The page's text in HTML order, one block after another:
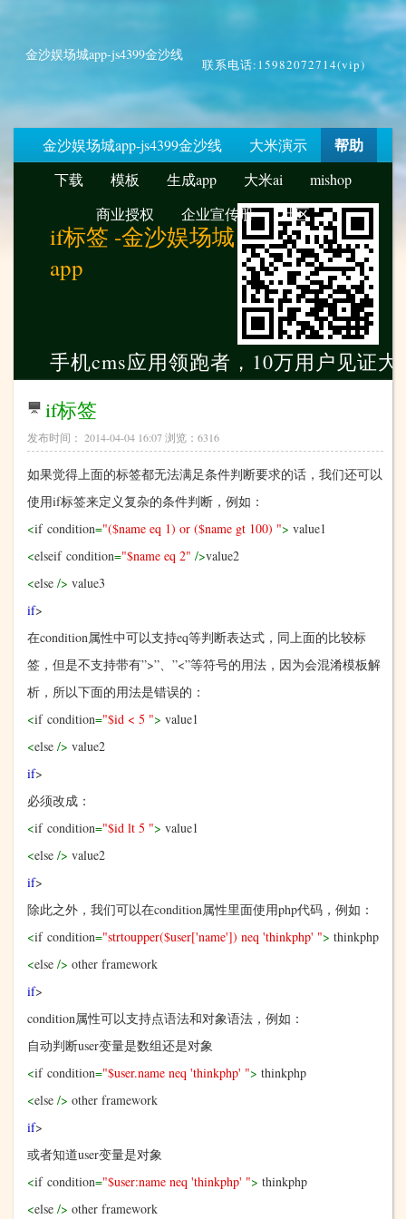
金沙娱场城app-js4399金沙线
联系电话:15982072714(vip)
金沙娱场城app-js4399金沙线 大米演示 帮助
下载 模板 生成app 大米ai
mishop
商业授权
企业宣传册 社区
if标签 -金沙娱场城
app
手机cms应用领跑者，10万用户见证
if标签
发布时间： 2014-04-04 16:07 浏览：6316
如果觉得上面的标签都无法满足条件判断要求的话，我们还可以
使用if标签来定义复杂的条件判断，例如：
<if condition="($name eq 1) or ($name gt 100) "> value1
<elseif condition="$name eq 2" />value2
<else /> value3
if>
在condition属性中可以支持eq等判断表达式，同上面的比较标
签，但是不支持带有”>”、 ”<”等符号的用法，因为会混淆模板解
析，所以下面的用法是错误的：
<if condition="$id < 5 "> value1
<else /> value2
if>
必须改成：
<if condition="$id lt 5 "> value1
<else /> value2
if>
除此之外，我们可以在condition属性里面使用php代码，例如：
<if condition="strtoupper($user['name']) neq 'thinkphp' "> thinkphp
<else /> other framework
if>
condition属性可以支持点语法和对象语法，例如：
自动判断user变量是数组还是对象
<if condition="$user.name neq 'thinkphp' "> thinkphp
<else /> other framework
if>
或者知道user变量是对象
<if condition="$user:name neq 'thinkphp' "> thinkphp
<else /> other framework